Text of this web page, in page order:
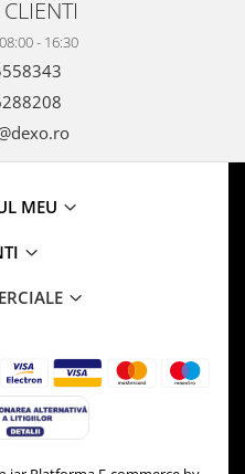
- 16:30
MEU